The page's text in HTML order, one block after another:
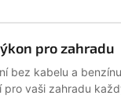
pro zahradu
bez kabelu a
pro vaši zahradu